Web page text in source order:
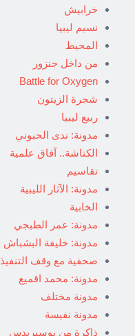
خرابيش
نسيم ليبيا
المحيط
من داخل جنزور
Battle for Oxygen
شجرة الزيتون
ربيع ليبيا
مدونة: ندى الحبوني
الكناشة.. آفاق علمية
تقاسيم
مدونة: الآثار الليبية
الخابية
مدونة: عمر الطبجي
مدونة: خليفة البشباش
صحفية مع وقف التنفيذ
مدونة: محمد اقميع
مدونة مختلف
مدونة نفيسة
ذاكرة من يوسبريدس